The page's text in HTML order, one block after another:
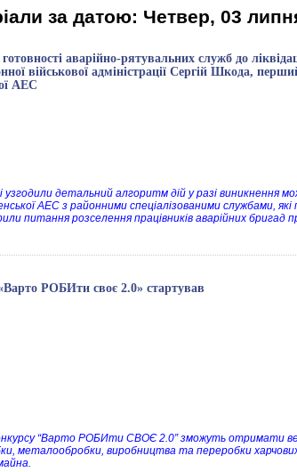
за датою: Четвер, 03
аварійно-рятувальних служб до
військової адміністрації Сергій Шкода,
АЕС
узгодили детальний алгоритм дій у разі виникнення
АЕС з районними спеціалізованими службами, які
питання розселення працівників аварійних бригад
РОБИти своє 2.0» стартував
“Варто РОБИти СВОЄ 2.0” зможуть отримати
металообробки, виробництва та переробки